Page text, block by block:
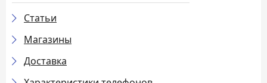
Статьи
Магазины
Доставка